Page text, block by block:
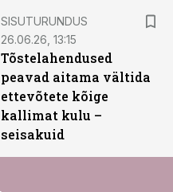
SISUTURUNDUS
26.06.26, 13:15
Tõstelahendused
peavad aitama vältida
ettevõtete kõige
kallimat kulu –
seisakuid